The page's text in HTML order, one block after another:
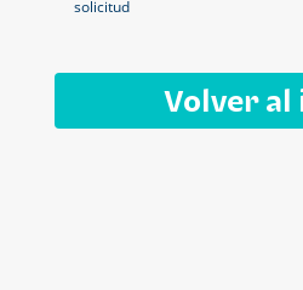
solicitud
Volver al